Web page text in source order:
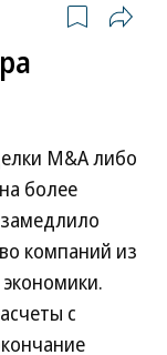
M&A либо
более
компаний из
с